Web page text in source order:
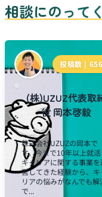
相談にのって
投稿数 |
(株)UZUZ代表取
役 岡本啓毅
株式会社UZUZの岡本で
す。今まで10年以上就活
キャリアに関する事業を
営してきた経験から、キ
リアの悩みがなんでも解
で...